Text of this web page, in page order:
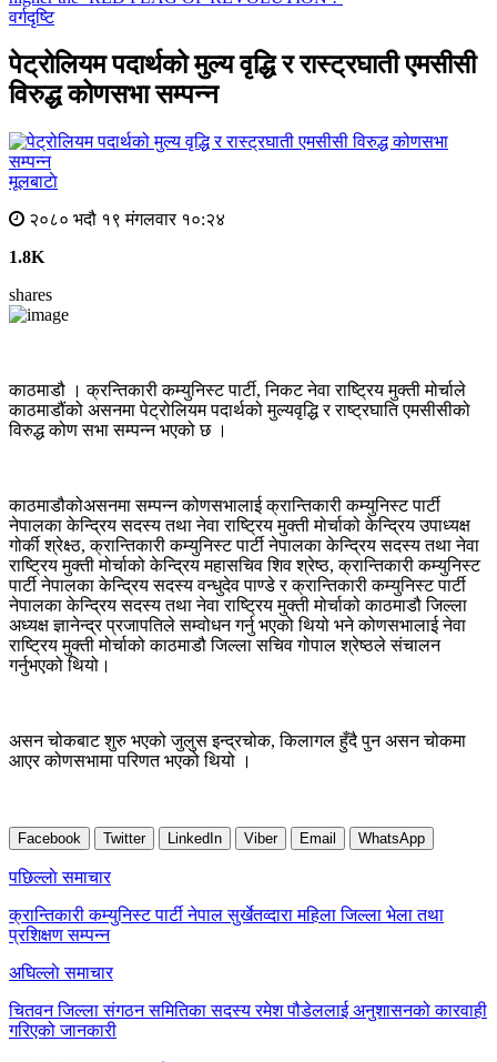
वर्गदृष्टि
पेट्रोलियम पदार्थको मुल्य वृद्धि र रास्ट्रघाती एमसीसी
विरुद्ध कोणसभा सम्पन्न
मूलबाटाे
२०८० भदौ १९ मंगलवार १०:२४
1.8K
shares
काठमाडौ । क्रन्तिकारी कम्युनिस्ट पार्टी, निकट नेवा राष्ट्रिय मुक्ती मोर्चाले
काठमाडौंको असनमा पेट्रोलियम पदार्थको मुल्यवृद्धि र राष्ट्रघाति एमसीसीको
विरुद्ध कोण सभा सम्पन्न भएको छ ।
काठमाडौकोअसनमा सम्पन्न कोणसभालाई क्रान्तिकारी कम्युनिस्ट पार्टी
नेपालका केन्द्रिय सदस्य तथा नेवा राष्ट्रिय मुक्ती मोर्चाको केन्द्रिय उपाध्यक्ष
गोर्की श्रेक्ष्ठ, क्रान्तिकारी कम्युनिस्ट पार्टी नेपालका केन्द्रिय सदस्य तथा नेवा
राष्ट्रिय मुक्ती मोर्चाको केन्द्रिय महासचिव शिव श्रेष्ठ, क्रान्तिकारी कम्युनिस्ट
पार्टी नेपालका केन्द्रिय सदस्य वन्धुदेव पाण्डे र क्रान्तिकारी कम्युनिस्ट पार्टी
नेपालका केन्द्रिय सदस्य तथा नेवा राष्ट्रिय मुक्ती मोर्चाको काठमाडौ जिल्ला
अध्यक्ष ज्ञानेन्द्र प्रजापतिले सम्वोधन गर्नु भएको थियो भने कोणसभालाई नेवा
राष्ट्रिय मुक्ती मोर्चाको काठमाडौ जिल्ला सचिव गोपाल श्रेष्ठले संचालन
गर्नुभएको थियो।
असन चोकबाट शुरु भएको जुलुस इन्द्रचोक, किलागल हुँदै पुन असन चोकमा
आएर कोणसभामा परिणत भएको थियो ।
Facebook Twitter LinkedIn Viber Email WhatsApp
Post
navigation
पछिल्लाे समाचार
क्रान्तिकारी कम्युनिस्ट पार्टी नेपाल सुर्खेतव्दारा महिला जिल्ला भेला तथा
प्रशिक्षण सम्पन्न
अघिल्लाे समाचार
चितवन जिल्ला संगठन समितिका सदस्य रमेश पौडेललाई अनुशासनको कारवाही
गरिएको जानकारी